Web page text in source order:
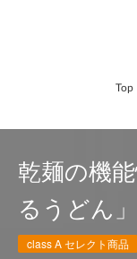
Top
乾麺の機
るうどん」
class A セレクト商品